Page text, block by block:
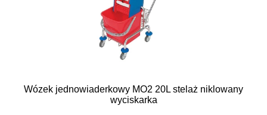
Wózek jednowiaderkowy MO2 20L stelaż niklowany
wyciskarka